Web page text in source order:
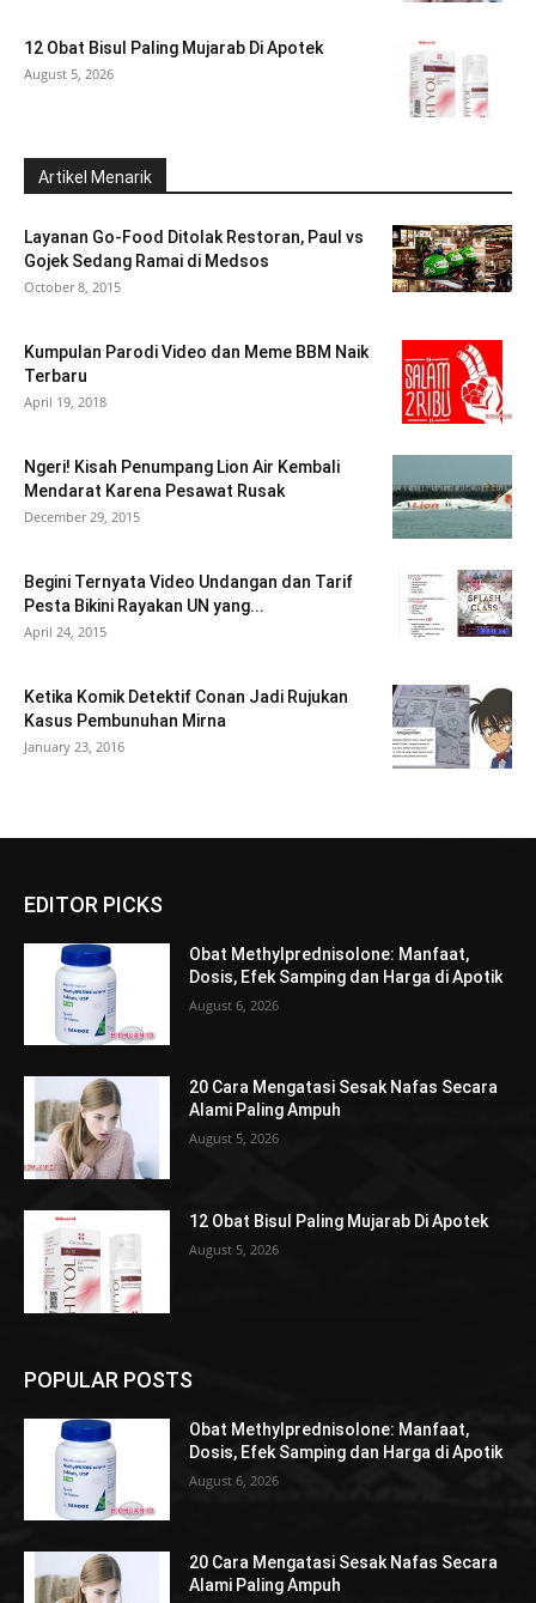
12 Obat Bisul Paling Mujarab Di Apotek
August 5, 2026
Artikel Menarik
Layanan Go-Food Ditolak Restoran, Paul vs
Gojek Sedang Ramai di Medsos
October 8, 2015
Kumpulan Parodi Video dan Meme BBM Naik
Terbaru
April 19, 2018
Ngeri! Kisah Penumpang Lion Air Kembali
Mendarat Karena Pesawat Rusak
December 29, 2015
Begini Ternyata Video Undangan dan Tarif
Pesta Bikini Rayakan UN yang...
April 24, 2015
Ketika Komik Detektif Conan Jadi Rujukan
Kasus Pembunuhan Mirna
January 23, 2016
EDITOR PICKS
Obat Methylprednisolone: Manfaat,
Dosis, Efek Samping dan Harga di Apotik
August 6, 2026
20 Cara Mengatasi Sesak Nafas Secara
Alami Paling Ampuh
August 5, 2026
12 Obat Bisul Paling Mujarab Di Apotek
August 5, 2026
POPULAR POSTS
Obat Methylprednisolone: Manfaat,
Dosis, Efek Samping dan Harga di Apotik
August 6, 2026
20 Cara Mengatasi Sesak Nafas Secara
Alami Paling Ampuh